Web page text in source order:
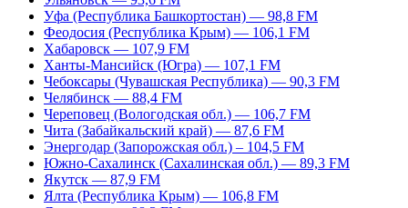
Уфа (Республика Башкортостан) — 98,8 FM
Феодосия (Республика Крым) — 106,1 FM
Хабаровск — 107,9 FM
Ханты-Мансийск (Югра) — 107,1 FM
Чебоксары (Чувашская Республика) — 90,3 FM
Челябинск — 88,4 FM
Череповец (Вологодская обл.) — 106,7 FM
Чита (Забайкальский край) — 87,6 FM
Энергодар (Запорожская обл.) – 104,5 FM
Южно-Сахалинск (Сахалинская обл.) — 89,3 FM
Якутск — 87,9 FM
Ялта (Республика Крым) — 106,8 FM